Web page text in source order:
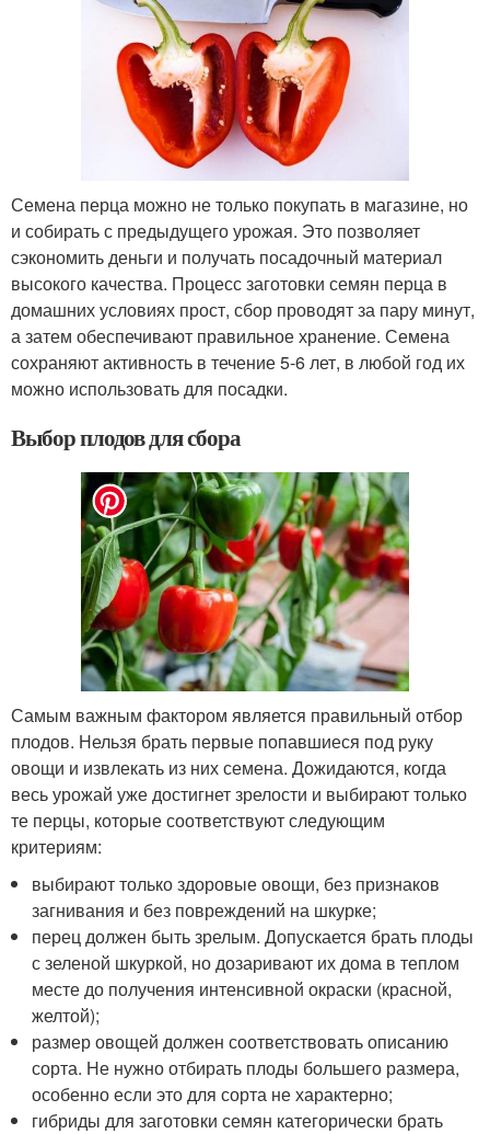
Семена перца можно не только покупать в магазине, но
и собирать с предыдущего урожая. Это позволяет
сэкономить деньги и получать посадочный материал
высокого качества. Процесс заготовки семян перца в
домашних условиях прост, сбор проводят за пару минут,
а затем обеспечивают правильное хранение. Семена
сохраняют активность в течение 5-6 лет, в любой год их
можно использовать для посадки.
Выбор плодов для сбора
Самым важным фактором является правильный отбор
плодов. Нельзя брать первые попавшиеся под руку
овощи и извлекать из них семена. Дожидаются, когда
весь урожай уже достигнет зрелости и выбирают только
те перцы, которые соответствуют следующим
критериям:
выбирают только здоровые овощи, без признаков
загнивания и без повреждений на шкурке;
перец должен быть зрелым. Допускается брать плоды
с зеленой шкуркой, но дозаривают их дома в теплом
месте до получения интенсивной окраски (красной,
желтой);
размер овощей должен соответствовать описанию
сорта. Не нужно отбирать плоды большего размера,
особенно если это для сорта не характерно;
гибриды для заготовки семян категорически брать